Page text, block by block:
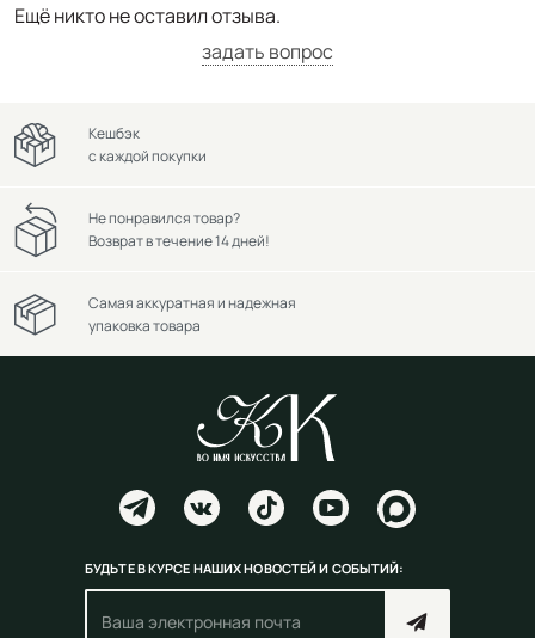
Ещё никто не оставил отзыва.
задать вопрос
Кешбэк
с каждой покупки
Не понравился товар?
Возврат в течение 14 дней!
Самая аккуратная и надежная
упаковка товара
БУДЬТЕ В КУРСЕ НАШИХ НОВОСТЕЙ И СОБЫТИЙ: